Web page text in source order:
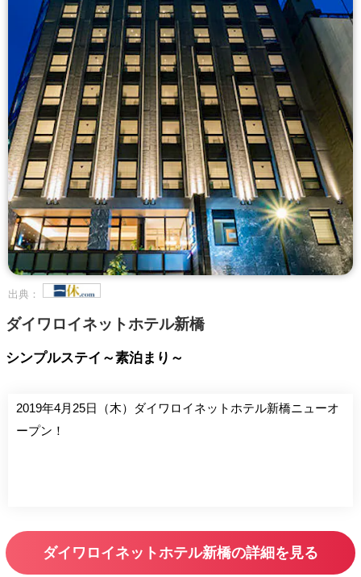
出典：
ダイワロイネットホテル新橋
シンプルステイ～素泊まり～
2019年4月25日（木）ダイワロイネットホテル新橋ニューオ
ープン！
ダイワロイネットホテル新橋の詳細を見る